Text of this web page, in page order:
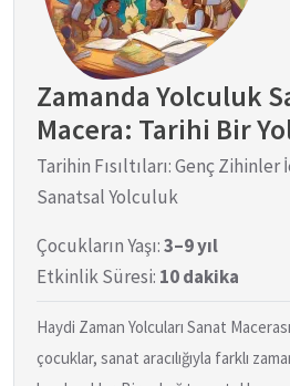
Zamanda Yolculuk
Macera: Tarihi Bir
Tarihin Fısıltıları: Genç Zihinler
Sanatsal Yolculuk
Çocukların Yaşı:3–9 yıl
Etkinlik Süresi: 10 dakika
Haydi Zaman Yolcuları Sanat
çocuklar, sanat aracılığıyla farklı